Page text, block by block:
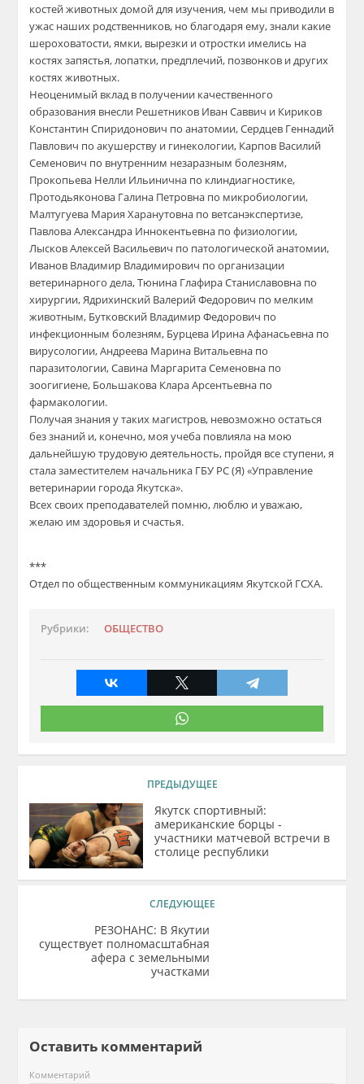
костей животных домой для изучения, чем мы приводили в
ужас наших родственников, но благодаря ему, знали какие
шероховатости, ямки, вырезки и отростки имелись на
костях запястья, лопатки, предплечий, позвонков и других
костях животных.
Неоценимый вклад в получении качественного
образования внесли Решетников Иван Саввич и Кириков
Константин Спиридонович по анатомии, Сердцев Геннадий
Павлович по акушерству и гинекологии, Карпов Василий
Семенович по внутренним незаразным болезням,
Прокопьева Нелли Ильинична по клиндиагностике,
Протодьяконова Галина Петровна по микробиологии,
Малтугуева Мария Харанутовна по ветсанэкспертизе,
Павлова Александра Иннокентьевна по физиологии,
Лысков Алексей Васильевич по патологической анатомии,
Иванов Владимир Владимирович по организации
ветеринарного дела, Тюнина Глафира Станиславовна по
хирургии, Ядрихинский Валерий Федорович по мелким
животным, Бутковский Владимир Федорович по
инфекционным болезням, Бурцева Ирина Афанасьевна по
вирусологии, Андреева Марина Витальевна по
паразитологии, Савина Маргарита Семеновна по
зоогигиене, Большакова Клара Арсентьевна по
фармакологии.
Получая знания у таких магистров, невозможно остаться
без знаний и, конечно, моя учеба повлияла на мою
дальнейшую трудовую деятельность, пройдя все ступени, я
стала заместителем начальника ГБУ РС (Я) «Управление
ветеринарии города Якутска».
Всех своих преподавателей помню, люблю и уважаю,
желаю им здоровья и счастья.
***
Отдел по общественным коммуникациям Якутской ГСХА.
Рубрики: ОБЩЕСТВО
ПРЕДЫДУЩЕЕ
Якутск спортивный:
американские борцы -
участники матчевой встречи в
столице республики
СЛЕДУЮЩЕЕ
РЕЗОНАНС: В Якутии
существует полномасштабная
афера с земельными
участками
Оставить комментарий
Комментарий